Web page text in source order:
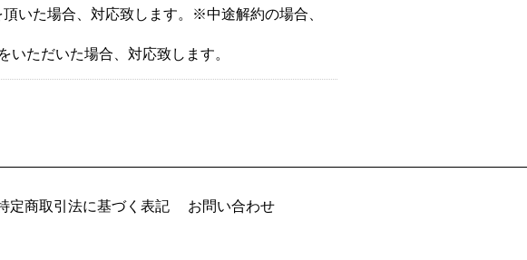
いた場合、対応致します。※中途解約の場合、
ただいた場合、対応致します。
定商取引法に基づく表記 お問い合わせ